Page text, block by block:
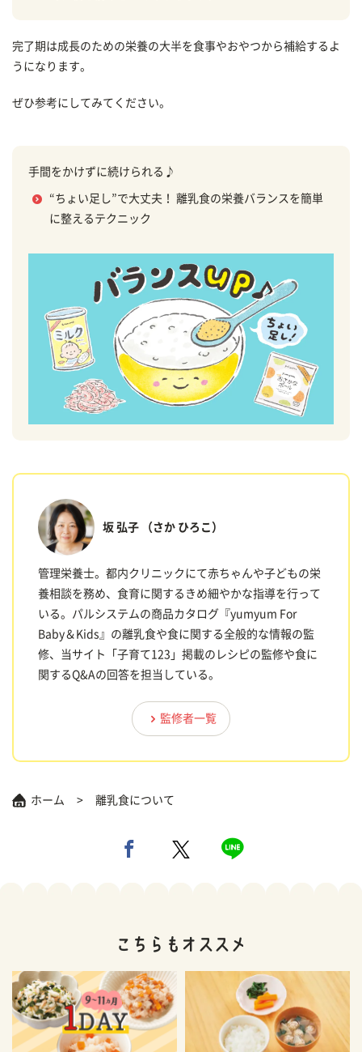
完了期は成長のための栄養の大半を食事やおやつから補給するよ
うになります。
ぜひ参考にしてみてください。
手間をかけずに続けられる♪
“ちょい足し”で大丈夫！ 離乳食の栄養バランスを簡単
に整えるテクニック
坂 弘子 （さか ひろこ）
管理栄養士。都内クリニックにて赤ちゃんや子どもの栄
養相談を務め、食育に関するきめ細やかな指導を行って
いる。パルシステムの商品カタログ『yumyum For
Baby＆Kids』の離乳食や食に関する全般的な情報の監
修、当サイト「子育て123」掲載のレシピの監修や食に
関するQ&Aの回答を担当している。
監修者一覧
ホーム 離乳食について